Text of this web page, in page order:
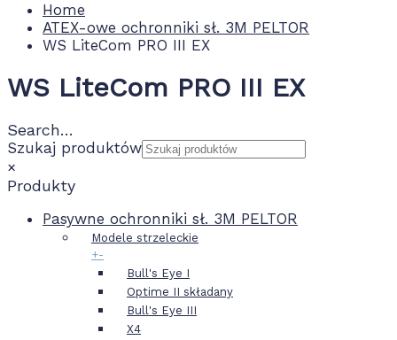
Home
ATEX-owe ochronniki sł. 3M PELTOR
WS LiteCom PRO III EX
WS LiteCom PRO III EX
Search…
Szukaj produktów
×
Produkty
Pasywne ochronniki sł. 3M PELTOR
Modele strzeleckie
+-
Bull's Eye I
Optime II składany
Bull's Eye III
X4